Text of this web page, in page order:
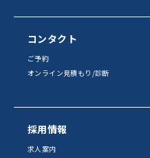
コンタクト
ご予約
オンライン見積もり/診断
採用情報
求人案内